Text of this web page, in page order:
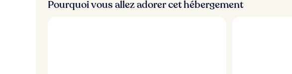
Pourquoi vous allez adorer cet hébergement